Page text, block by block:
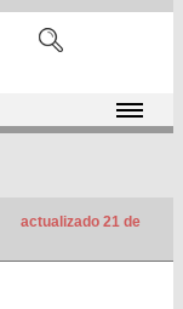
actualizado 21 de